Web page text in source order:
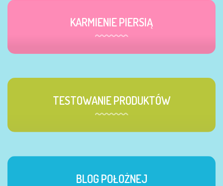
KARMIENIE PIERSIĄ
TESTOWANIE PRODUKTÓW
BLOG POŁOŻNEJ